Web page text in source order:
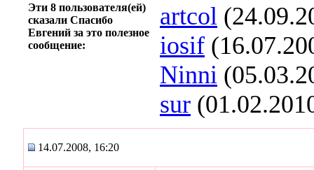
Эти 8 пользователя(ей)
сказали Спасибо
Евгений за это полезное
сообщение:
artcol
iosif
Ninni
sur
14.07.2008, 16:20